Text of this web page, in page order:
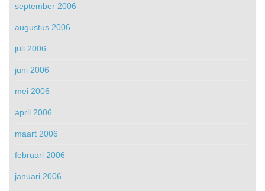
september 2006
augustus 2006
juli 2006
juni 2006
mei 2006
april 2006
maart 2006
februari 2006
januari 2006